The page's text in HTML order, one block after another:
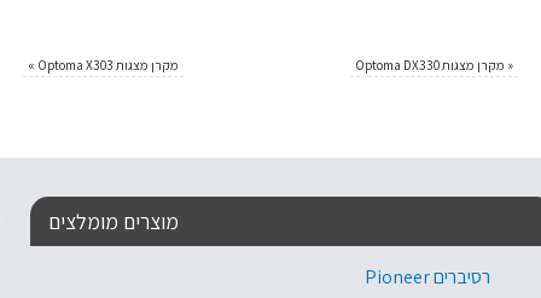
« מקרן מצגות Optoma DX330 מקרן מצגות Optoma X303 »
מוצרים מומלצים
רסיברים Pioneer